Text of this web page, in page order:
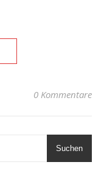
0 Kommentare
Suchen